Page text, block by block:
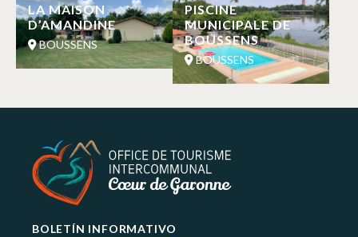
LA MAISON
D’AMANDINE
BOUSSENS
PISCINE
MUNICIPALE DE
BOUSSENS
BOUSSENS
BOLETÍN INFORMATIVO